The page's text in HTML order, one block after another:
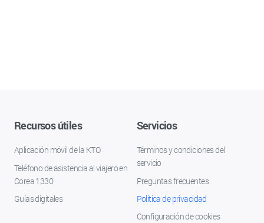
Recursos útiles
Aplicación móvil de la KTO
Teléfono de asistencia al viajero en
Corea 1330
Guías digitales
Servicios
Términos y condiciones del
servicio
Preguntas frecuentes
Política de privacidad
Configuración de cookies